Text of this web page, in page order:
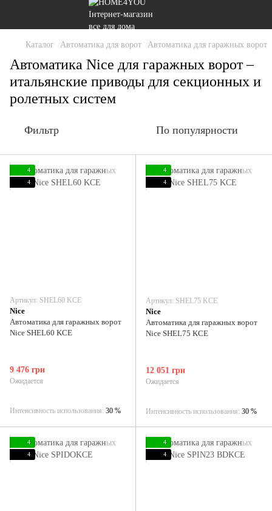
Каталог Автоматика для ворот Автоматика для гаражных ворот
Автоматика Nice для гаражных ворот –
итальянские приводы для секционных и
ролетных систем
Фильтр По популярности
4
4
Артикул: SHEL60 KCE
Nice
Автоматика для гаражных ворот
Nice SHEL60 KCE
9 476 грн
Ожидается
Интенсивность использования 30 %
4
4
Артикул: SHEL75 KCE
Nice
Автоматика для гаражных ворот
Nice SHEL75 KCE
12 051 грн
Ожидается
Интенсивность использования 30 %
4
4
4
4